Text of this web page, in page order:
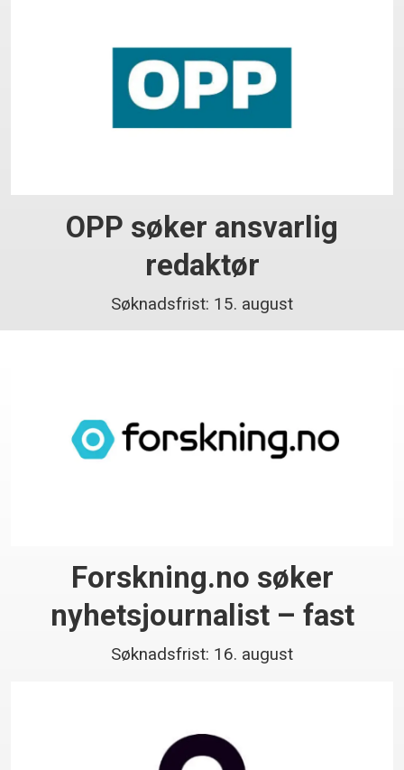
OPP søker ansvarlig
redaktør
Søknadsfrist: 15. august
Forskning.no søker
nyhetsjournalist – fast
Søknadsfrist: 16. august